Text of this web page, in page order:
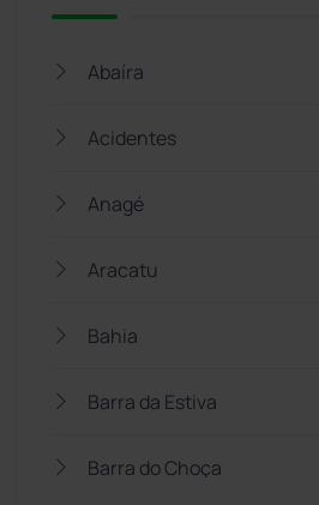
Abaíra
Acidentes
Anagé
Aracatu
Bahia
Barra da Estiva
Barra do Choça